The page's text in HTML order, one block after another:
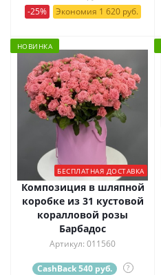
-25%
Экономия 1 620 руб.
НОВИНКА
БЕСПЛАТНАЯ ДОСТАВКА
Композиция в шляпной
коробке из 31 кустовой
коралловой розы
Барбадос
Артикул: 011560
CashBack 540 руб. ?